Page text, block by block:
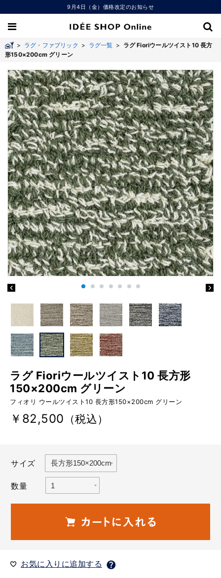
9月4日（金）価格改定のお知らせ
> ラグ・ファブリック > ラグ一覧 > ラグ Fioriウールツイスト10 長方
形150×200cm グリーン
ラグ Fioriウールツイスト10 長方形
150×200cm グリーン
フィオリ ウールツイスト10 長方形150×200cm グリーン
￥82,500 （税込）
サイズ
数量
お気に入りに追加する